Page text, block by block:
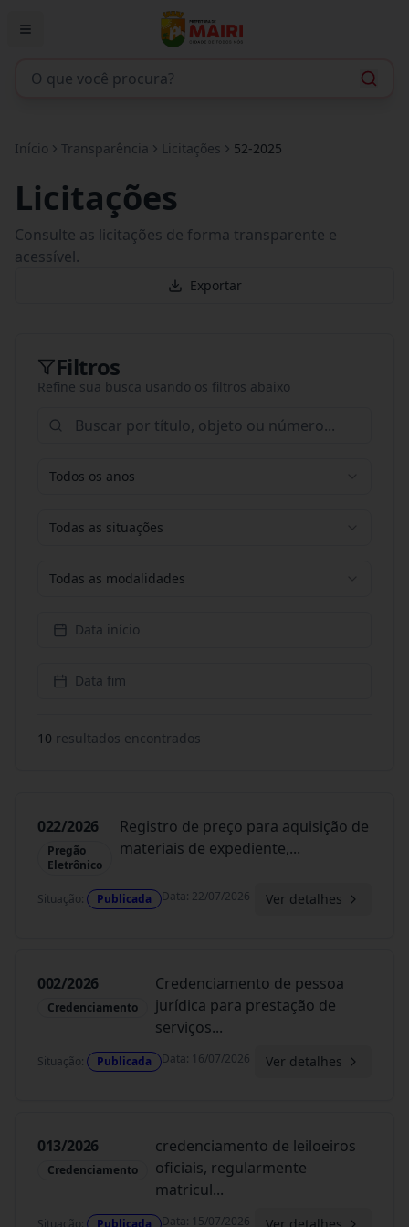
Início Transparência Licitações 52-2025
Licitações
Consulte as licitações de forma transparente e
acessível.
Exportar
Filtros
Refine sua busca usando os filtros abaixo
Todos os anos
Todas as situações
Todas as modalidades
Data início
Data fim
10 resultados encontrados
022/2026
Pregão
Eletrônico
Registro de preço para aquisição de
materiais de expediente,...
Situação: Publicada Data: 22/07/2026 Ver detalhes
002/2026
Credenciamento
Credenciamento de pessoa
jurídica para prestação de
serviços...
Situação: Publicada Data: 16/07/2026 Ver detalhes
013/2026
Credenciamento
credenciamento de leiloeiros
oficiais, regularmente
matricul...
Situação: Publicada Data: 15/07/2026